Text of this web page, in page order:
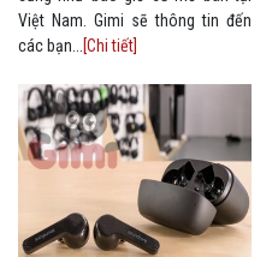
Việt Nam. Gimi sẽ thông tin đến
các bạn...[Chi tiết]